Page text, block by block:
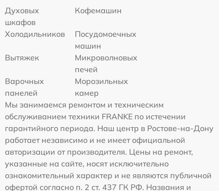
Духовых
шкафов
Кофемашин
Холодильников
Посудомоечных
машин
Вытяжек
Микроволновых
печей
Варочных
панелей
Морозильных
камер
Мы занимаемся ремонтом и техническим
обслуживанием техники FRANKE по истечении
гарантийного периода. Наш центр в Ростове-на-Дону
работает независимо и не имеет официальной
авторизации от производителя. Цены на ремонт,
указанные на сайте, носят исключительно
ознакомительный характер и не являются публичной
офертой согласно п. 2 ст. 437 ГК РФ. Названия и